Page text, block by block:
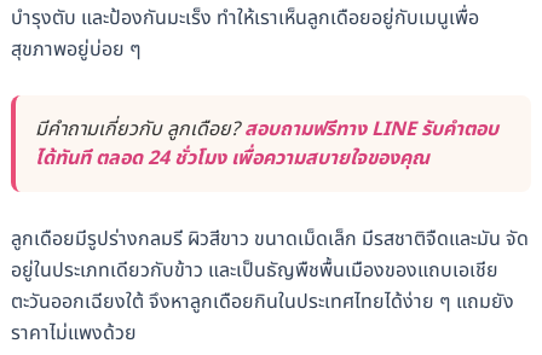
บำรุงตับ และป้องกันมะเร็ง ทำให้เราเห็นลูกเดือยอยู่กับเมนูเพื่อ
สุขภาพอยู่บ่อย ๆ
มีคำถามเกี่ยวกับ ลูกเดือย?สอบถามฟรีทาง LINE รับคำตอบ
ได้ทันที ตลอด 24 ชั่วโมง เพื่อความสบายใจของคุณ
ลูกเดือยมีรูปร่างกลมรี ผิวสีขาว ขนาดเม็ดเล็ก มีรสชาติจืดและมัน จัด
อยู่ในประเภทเดียวกับข้าว และเป็นธัญพืชพื้นเมืองของแถบเอเชีย
ตะวันออกเฉียงใต้ จึงหาลูกเดือยกินในประเทศไทยได้ง่าย ๆ แถมยัง
ราคาไม่แพงด้วย